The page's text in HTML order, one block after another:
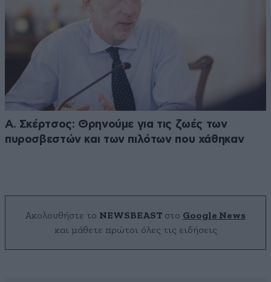
Α. Σκέρτσος: Θρηνούμε για τις ζωές των
πυροσβεστών και των πιλότων που χάθηκαν
Ακολουθήστε το NEWSBEAST στο Google News
και μάθετε πρώτοι όλες τις ειδήσεις